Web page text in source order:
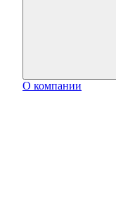
О компании